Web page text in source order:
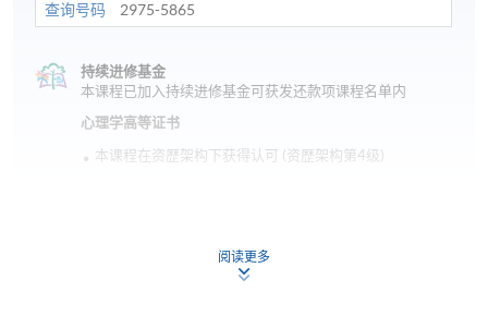
查询号码
2975-5865
持续进修基金
本课程已加入持续进修基金可获发还款项课程名单内
心理学高等证书
本课程在资歴架构下获得认可 (资歴架构第4级)
阅读更多